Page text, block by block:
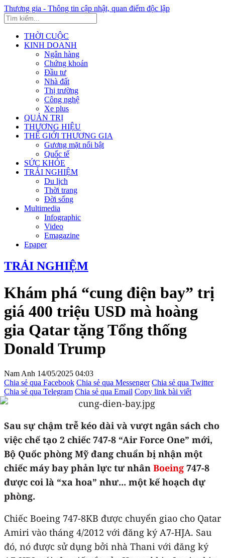
Thương gia - Thông tin cập nhật, quan điểm độc lập
THỜI CUỘC
KINH DOANH
Ngân hàng
Chứng khoán
Đầu tư
Nhà đất
Thị trường
Công nghệ
Xe plus
QUẢN TRỊ
THƯƠNG HIỆU
THẾ GIỚI THƯƠNG GIA
Gương mặt nổi bật
Quốc tế
SỨC KHỎE
TRẢI NGHIỆM
Du lịch
Thời trang
Đời sống
Multimedia
Infographic
Video
Emagazine
Epaper
TRẢI NGHIỆM
Khám phá “cung điện bay” trị
giá 400 triệu USD mà hoàng
gia Qatar tặng Tổng thống
Donald Trump
Nam Anh 14/05/2025 04:03
Chia sẻ qua Facebook Chia sẻ qua Messenger Chia sẻ qua Twitter
Chia sẻ qua Telegram Chia sẻ qua Email Copy link bài viết
Sau sự chậm trễ kéo dài và vượt ngân sách cho
việc chế tạo 2 chiếc 747-8 “Air Force One” mới,
Bộ Quốc phòng Mỹ đang chuẩn bị nhận một
chiếc máy bay phản lực tư nhân Boeing 747-8
được coi là “xa hoa” như... một kế hoạch dự
phòng.
Chiếc Boeing 747-8KB được chuyển giao cho Qatar
Amiri vào tháng 4/2012 với đăng ký A7-HJA. Sau
đó, nó được sử dụng bởi nhà Thani với đăng ký